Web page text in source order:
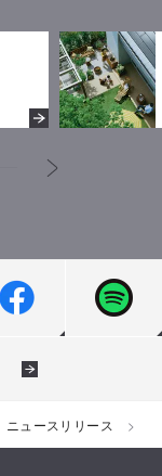
ニュースリリース